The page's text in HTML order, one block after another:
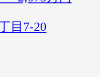
目7-20